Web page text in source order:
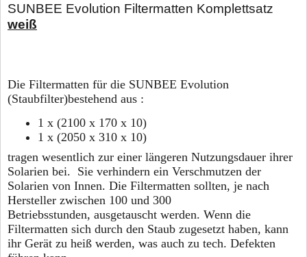
SUNBEE Evolution Filtermatten Komplettsatz
weiß
Die Filtermatten für die SUNBEE Evolution
(Staubfilter)bestehend aus :
1 x (2100 x 170 x 10)
1 x (2050 x 310 x 10)
tragen wesentlich zur einer längeren Nutzungsdauer ihrer
Solarien bei. Sie verhindern ein Verschmutzen der
Solarien von Innen. Die Filtermatten sollten, je nach
Hersteller zwischen 100 und 300
Betriebsstunden, ausgetauscht werden. Wenn die
Filtermatten sich durch den Staub zugesetzt haben, kann
ihr Gerät zu heiß werden, was auch zu tech. Defekten